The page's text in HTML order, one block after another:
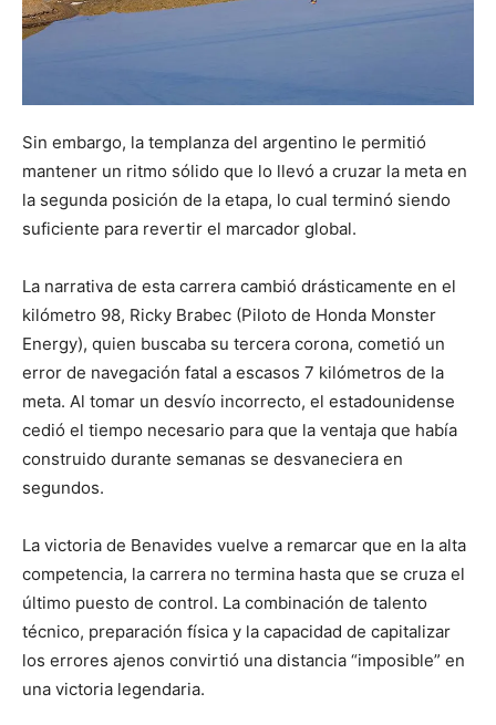
Sin embargo, la templanza del argentino le permitió
mantener un ritmo sólido que lo llevó a cruzar la meta en
la segunda posición de la etapa, lo cual terminó siendo
suficiente para revertir el marcador global.
La narrativa de esta carrera cambió drásticamente en el
kilómetro 98, Ricky Brabec (Piloto de Honda Monster
Energy), quien buscaba su tercera corona, cometió un
error de navegación fatal a escasos 7 kilómetros de la
meta. Al tomar un desvío incorrecto, el estadounidense
cedió el tiempo necesario para que la ventaja que había
construido durante semanas se desvaneciera en
segundos.
La victoria de Benavides vuelve a remarcar que en la alta
competencia, la carrera no termina hasta que se cruza el
último puesto de control. La combinación de talento
técnico, preparación física y la capacidad de capitalizar
los errores ajenos convirtió una distancia “imposible” en
una victoria legendaria.